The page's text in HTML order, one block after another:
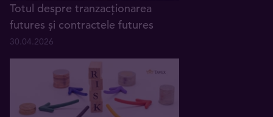
Totul despre tranzacționarea
futures și contractele futures
30.04.2026